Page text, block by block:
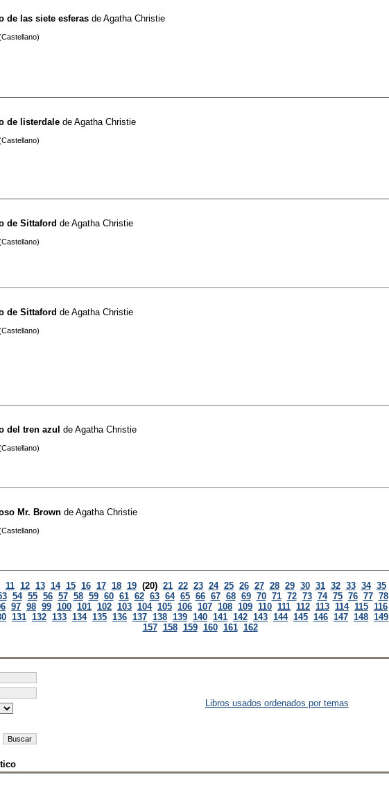
de las siete esferas de Agatha Christie
de listerdale de Agatha Christie
de Sittaford de Agatha Christie
de Sittaford de Agatha Christie
del tren azul de Agatha Christie
Mr. Brown de Agatha Christie
11 12 13 14 15 16 17 18 19 (20) 21 22 23 24 25 26 27 28 29 30 31 32 33 34 35
54 55 56 57 58 59 60 61 62 63 64 65 66 67 68 69 70 71 72 73 74 75 76 77 78
97 98 99 100 101 102 103 104 105 106 107 108 109 110 111 112 113 114 115 116
131 132 133 134 135 136 137 138 139 140 141 142 143 144 145 146 147 148 149
157 158 159 160 161 162
Libros usados ordenados por temas